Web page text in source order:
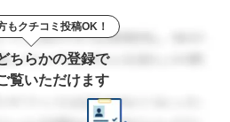
もクチコミ投稿OK！
ちらかの登録で
覧いただけます